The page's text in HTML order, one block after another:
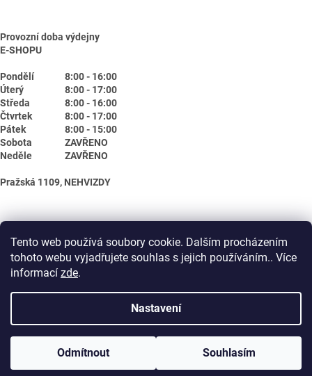
Tento web používá soubory cookie. Dalším procházením
tohoto webu vyjadřujete souhlas s jejich používáním.. Více
informací zde.
Nastavení
Odmítnout Souhlasím
Provozní doba výdejny
E-SHOPU
Pondělí
8:00 - 16:00
Úterý
8:00 - 17:00
Středa
8:00 - 16:00
Čtvrtek
8:00 - 17:00
Pátek
8:00 - 15:00
Sobota
ZAVŘENO
Neděle
ZAVŘENO
Pražská 1109, NEHVIZDY
Vytvořil Shoptet
Copyright 2026Biotika.net . Všechna práva vyhrazena.